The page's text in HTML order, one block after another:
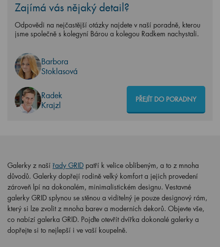
Zajímá vás nějaký detail?
Odpovědi na nejčastější otázky najdete v naší poradně, kterou
jsme společně s kolegyní Bárou a kolegou Radkem nachystali.
Barbora
Stoklasová
Radek
Krajzl
PŘEJÍT DO PORADNY
Galerky z naší řady GRID patří k velice oblíbeným, a to z mnoha
důvodů. Galerky dopřejí rodině velký komfort a jejich provedení
zároveň lpí na dokonalém, minimalistickém designu. Vestavné
galerky GRID splynou se stěnou a viditelný je pouze designový rám,
který si lze zvolit z mnoha barev a moderních dekorů. Objevte vše,
co nabízí galerka GRID. Pojďte otevřít dvířka dokonalé galerky a
dopřejte si to nejlepší i ve vaší koupelně.